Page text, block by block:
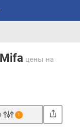
цены на
1